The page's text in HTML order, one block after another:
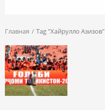
Главная Tag "Хайрулло Азизов"